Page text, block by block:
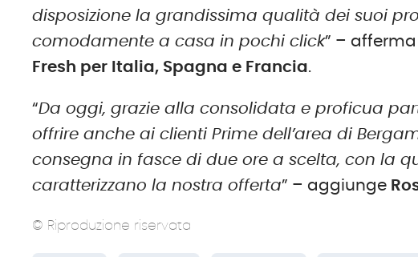
disposizione la grandissima qualità dei suoi
comodamente a casa in pochi click” –
Fresh per Italia, Spagna e Francia.
“Da oggi, grazie alla consolidata e proficua
offrire anche ai clienti Prime dell’area di
consegna in fasce di due ore a scelta, con la
caratterizzano la nostra offerta” – aggiunge
© Riproduzione riservata